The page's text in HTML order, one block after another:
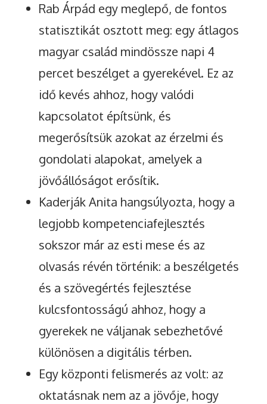
Rab Árpád egy meglepő, de fontos
statisztikát osztott meg: egy átlagos
magyar család mindössze napi 4
percet beszélget a gyerekével. Ez az
idő kevés ahhoz, hogy valódi
kapcsolatot építsünk, és
megerősítsük azokat az érzelmi és
gondolati alapokat, amelyek a
jövőállóságot erősítik.
Kaderják Anita hangsúlyozta, hogy a
legjobb kompetenciafejlesztés
sokszor már az esti mese és az
olvasás révén történik: a beszélgetés
és a szövegértés fejlesztése
kulcsfontosságú ahhoz, hogy a
gyerekek ne váljanak sebezhetővé
különösen a digitális térben.
Egy központi felismerés az volt: az
oktatásnak nem az a jövője, hogy